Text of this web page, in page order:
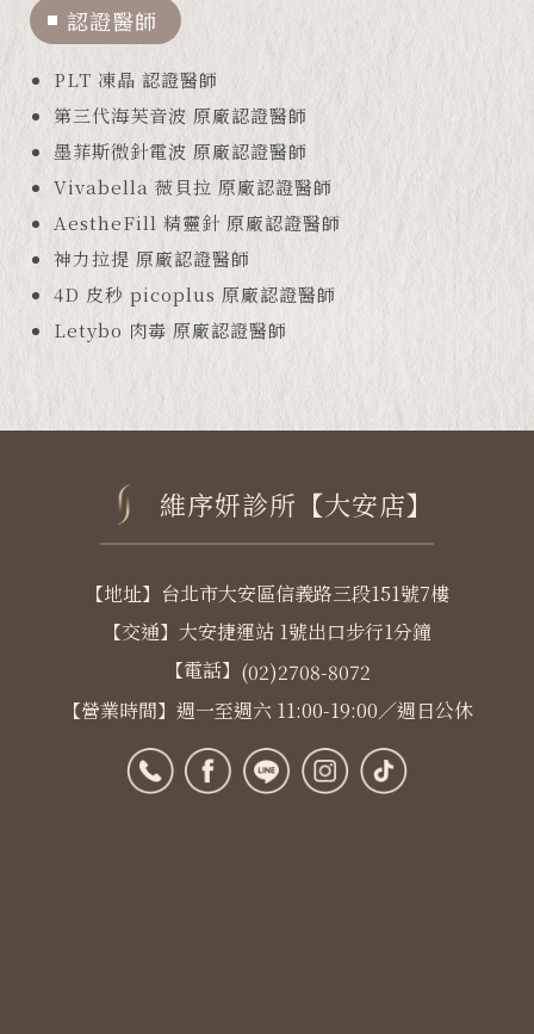
認證醫師
PLT 凍晶 認證醫師
第三代海芙音波 原廠認證醫師
墨菲斯微針電波 原廠認證醫師
Vivabella 薇貝拉 原廠認證醫師
AestheFill 精靈針 原廠認證醫師
神力拉提 原廠認證醫師
4D 皮秒 picoplus 原廠認證醫師
Letybo 肉毒 原廠認證醫師
維序妍診所【大安店】
【地址】台北市大安區信義路三段151號7樓
【交通】大安捷運站 1號出口步行1分鐘
【電話】 (02)2708-8072
【營業時間】週一至週六 11:00-19:00／週日公休